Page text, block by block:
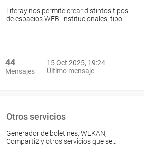
Liferay nos permite crear distintos tipos
de espacios WEB: institucionales, tipo…
44
Mensajes
15 Oct 2025, 19:24
Último mensaje
Otros servicios
Generador de boletines, WEKAN,
Comparti2 y otros servicios que se…